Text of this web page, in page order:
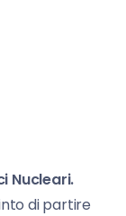
Nucleari.
di partire